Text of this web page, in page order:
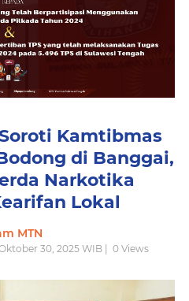
Kamtibmas
di Banggai,
Narkotika
Lokal
MTN
30, 2025 WIB | 0Views